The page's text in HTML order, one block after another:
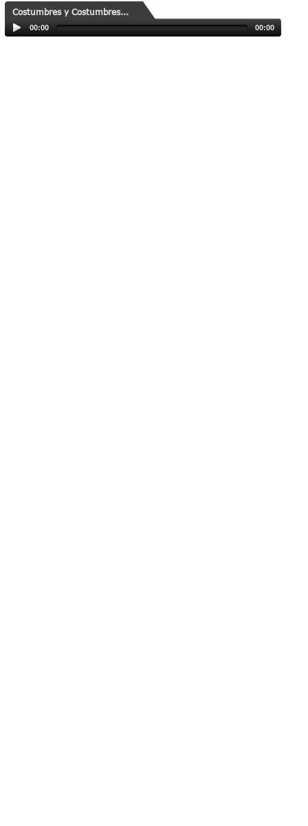
Costumbres y Costumbres...
00:00 00:00